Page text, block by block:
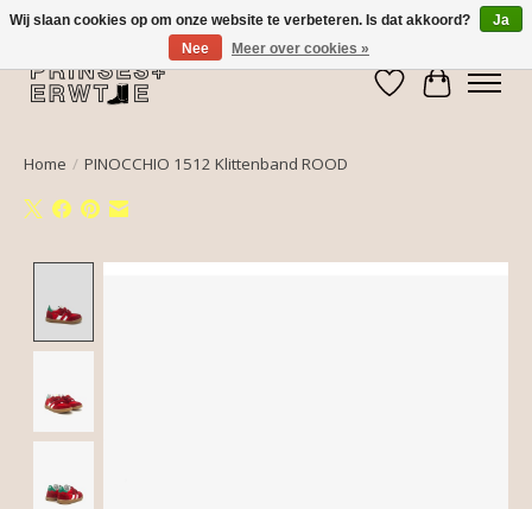
Verlanglijst
Home / PINOCCHIO 1512 Klittenband ROOD
Wij slaan cookies op om onze website te verbeteren. Is dat akkoord?
Ja
Nee
Meer over cookies »